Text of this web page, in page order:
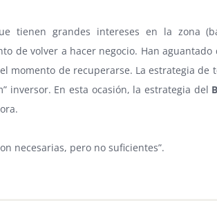
tienen grandes intereses en la zona
de volver a hacer negocio. Han
de recuperarse. La estrategia de
inversor. En esta ocasión, la estrategia del
necesarias, pero no suficientes”.